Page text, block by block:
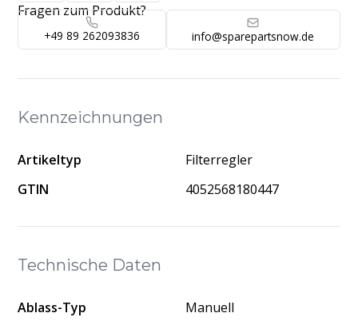
Technische Daten
Ablass-Typ
Manuell
Fragen zum Produkt?
+49 89 262093836 info@sparepartsnow.de
Kennzeichnungen
Artikeltyp
Filterregler
GTIN
4052568180447